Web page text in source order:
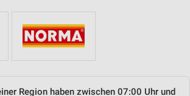
Region haben zwischen 07:00 Uhr und